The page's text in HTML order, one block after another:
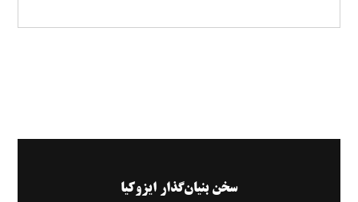
سخن بنیان‌گذار ایزوکیا